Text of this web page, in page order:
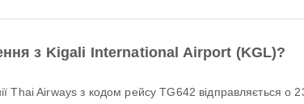
з Kigali International Airport (KGL)?